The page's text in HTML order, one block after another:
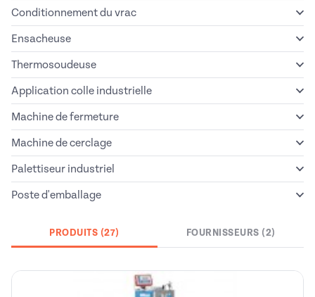
Conditionnement du vrac
Ensacheuse
Thermosoudeuse
Application colle industrielle
Machine de fermeture
Machine de cerclage
Palettiseur industriel
Poste d'emballage
PRODUITS (27) FOURNISSEURS (2)